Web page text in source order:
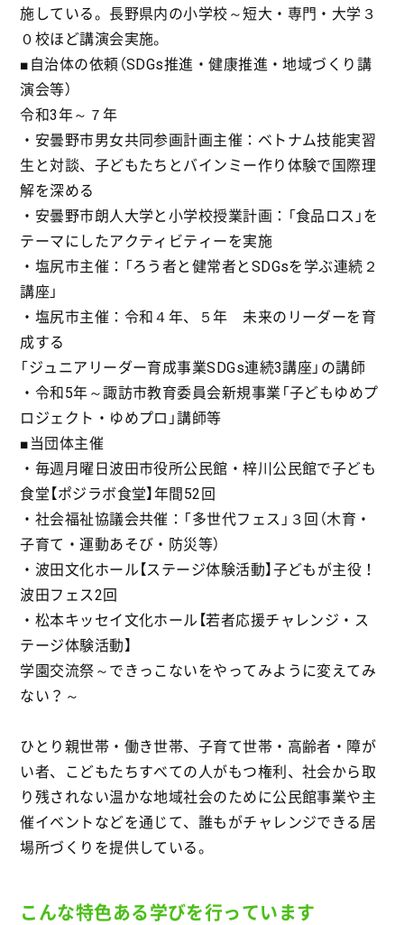
施している。長野県内の小学校～短大・専門・大学３
０校ほど講演会実施。
■自治体の依頼（SDGs推進・健康推進・地域づくり講
演会等）
令和3年～７年
・安曇野市男女共同参画計画主催：ベトナム技能実習
生と対談、子どもたちとバインミー作り体験で国際理
解を深める
・安曇野市朗人大学と小学校授業計画：「食品ロス」を
テーマにしたアクティビティーを実施
・塩尻市主催：「ろう者と健常者とSDGsを学ぶ連続２
講座」
・塩尻市主催：令和４年、５年 未来のリーダーを育
成する
「ジュニアリーダー育成事業SDGs連続3講座」の講師
・令和5年～諏訪市教育委員会新規事業「子どもゆめプ
ロジェクト・ゆめプロ」講師等
■当団体主催
・毎週月曜日波田市役所公民館・梓川公民館で子ども
食堂【ポジラボ食堂】年間52回
・社会福祉協議会共催：「多世代フェス」３回（木育・
子育て・運動あそび・防災等）
・波田文化ホール【ステージ体験活動】子どもが主役！
波田フェス2回
・松本キッセイ文化ホール【若者応援チャレンジ・ス
テージ体験活動】
学園交流祭～できっこないをやってみように変えてみ
ない？～
ひとり親世帯・働き世帯、子育て世帯・高齢者・障が
い者、こどもたちすべての人がもつ権利、社会から取
り残されない温かな地域社会のために公民館事業や主
催イベントなどを通じて、誰もがチャレンジできる居
場所づくりを提供している。
こんな特色ある学びを行っています